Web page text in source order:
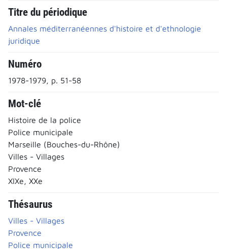
Titre du périodique
Annales méditerranéennes d'histoire et d'ethnologie
juridique
Numéro
1978-1979, p. 51-58
Mot-clé
Histoire de la police
Police municipale
Marseille (Bouches-du-Rhône)
Villes - Villages
Provence
XIXe, XXe
Thésaurus
Villes - Villages
Provence
Police municipale